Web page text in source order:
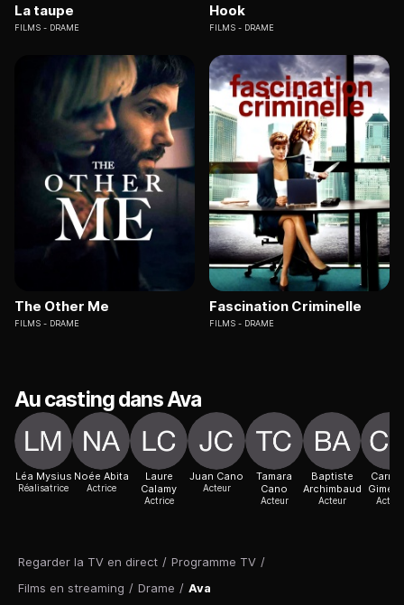
Regarder la TV en direct / Programme TV /
Films en streaming / Drame / Ava
La taupe
FILMS DRAME
Hook
FILMS DRAME
The Other Me
FILMS DRAME
Fascination Criminelle
FILMS DRAME
Au casting dans Ava
Léa Mysius
Réalisatrice
Noée Abita
Actrice
Laure
Calamy
Actrice
Juan Cano
Acteur
Tamara
Cano
Acteur
Baptiste
Archimbaud
Acteur Acteur